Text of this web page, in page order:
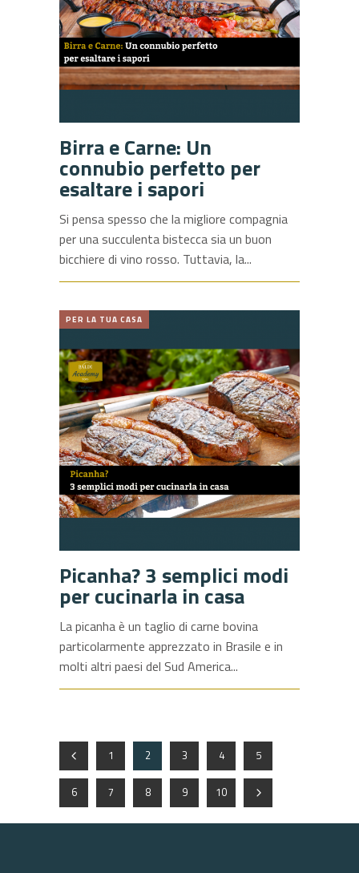
Birra e Carne: Un
connubio perfetto per
esaltare i sapori
Si pensa spesso che la migliore compagnia
per una succulenta bistecca sia un buon
bicchiere di vino rosso. Tuttavia, la
PER LA TUA CASA
Picanha? 3 semplici modi
per cucinarla in casa
La picanha è un taglio di carne bovina
particolarmente apprezzato in Brasile e in
molti altri paesi del Sud America
1 2 3 4 5
6 7 8 9 10